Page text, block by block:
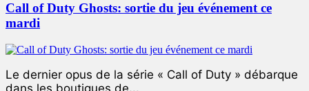
Call of Duty Ghosts: sortie du jeu événement ce
mardi
Le dernier opus de la série « Call of Duty » débarque
dans les boutiques de...